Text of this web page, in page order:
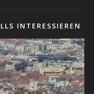
INTERESSIEREN